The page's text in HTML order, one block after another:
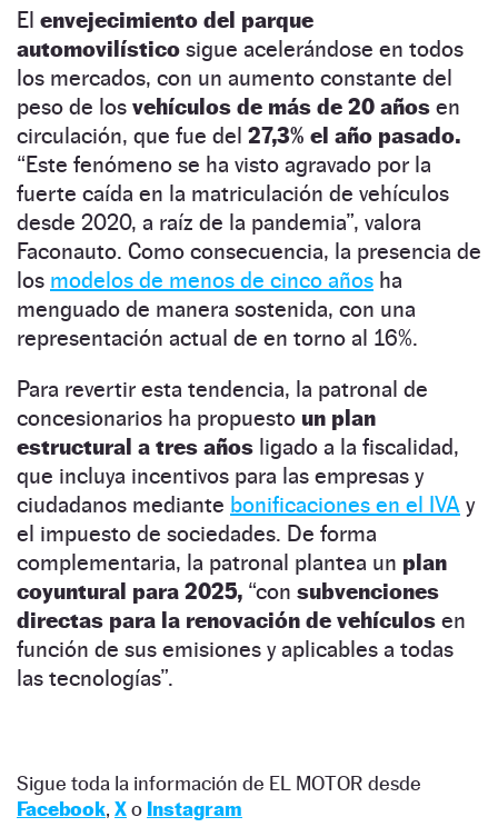
El envejecimiento del parque
automovilístico sigue acelerándose en todos
los mercados, con un aumento constante del
peso de los vehículos de más de 20 años en
circulación, que fue del 27,3% el año pasado.
“Este fenómeno se ha visto agravado por la
fuerte caída en la matriculación de vehículos
desde 2020, a raíz de la pandemia”, valora
Faconauto. Como consecuencia, la presencia de
los modelos de menos de cinco años ha
menguado de manera sostenida, con una
representación actual de en torno al 16%.
Para revertir esta tendencia, la patronal de
concesionarios ha propuesto un plan
estructural a tres años ligado a la fiscalidad,
que incluya incentivos para las empresas y
ciudadanos mediante bonificaciones en el IVA y
el impuesto de sociedades. De forma
complementaria, la patronal plantea un plan
coyuntural para 2025, “con subvenciones
directas para la renovación de vehículos en
función de sus emisiones y aplicables a todas
las tecnologías”.
Sigue toda la información de EL MOTOR desde
Facebook, Xo Instagram